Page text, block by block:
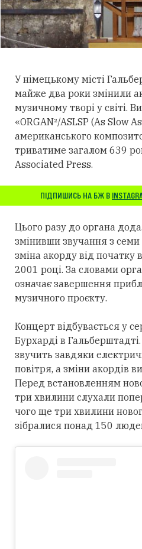
У німецькому місті
майже два роки змінили
музичному творі у світі.
«ORGAN²/ASLSP (As Slow
американського
триватиме загалом 639
Associated Press.
ПІДПИШИСЬ НА БЖ В
Цього разу до органа
змінивши звучання з семи
зміна акорду від початку
2001 році. За словами
означає завершення
музичного проєкту.
Концерт відбувається у
Бурхарді в
звучить завдяки
повітря, а зміни акордів
Перед встановленням
три хвилини слухали
чого ще три хвилини
зібралися понад 150